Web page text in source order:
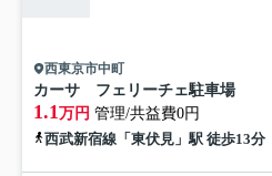
西東京市中町
カーサ フェリーチェ駐車場
1.1万円 管理/共益費0円
西武新宿線「東伏見」駅 徒歩13分